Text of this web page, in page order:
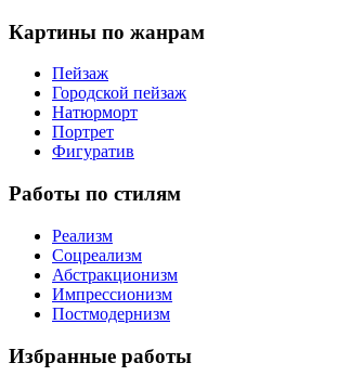
Картины по жанрам
Пейзаж
Городской пейзаж
Натюрморт
Портрет
Фигуратив
Работы по стилям
Реализм
Соцреализм
Абстракционизм
Импрессионизм
Постмодернизм
Избранные работы